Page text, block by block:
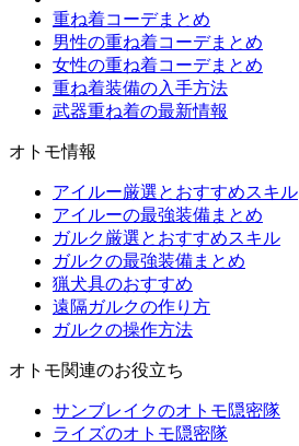
重ね着コーデまとめ
男性の重ね着コーデまとめ
女性の重ね着コーデまとめ
重ね着装備の入手方法
武器重ね着の最新情報
オトモ情報
アイルー厳選とおすすめスキル
アイルーの最強装備まとめ
ガルク厳選とおすすめスキル
ガルクの最強装備まとめ
猟犬具のおすすめ
遠隔ガルクの作り方
ガルクの操作方法
オトモ関連のお役立ち
サンブレイクのオトモ隠密隊
ライズのオトモ隠密隊